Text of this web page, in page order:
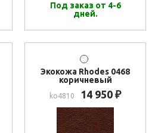
Под заказ от 4-6
дней.
Экокожа Rhodes 0468
коричневый
ko4810 14 950 ₽